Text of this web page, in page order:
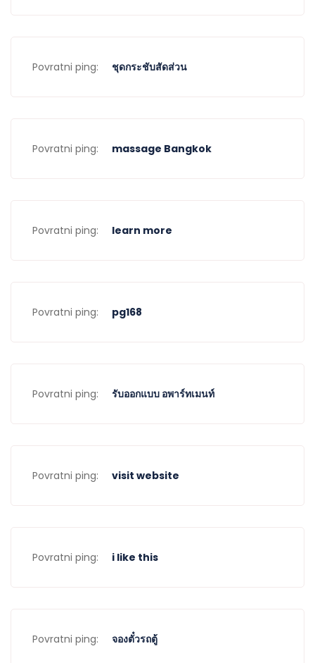
Povratni ping: ชุดกระชับสัดส่วน
Povratni ping: massage Bangkok
Povratni ping: learn more
Povratni ping: pg168
Povratni ping: รับออกแบบ อพาร์ทเมนท์
Povratni ping: visit website
Povratni ping: i like this
Povratni ping: จองตั๋วรถตู้